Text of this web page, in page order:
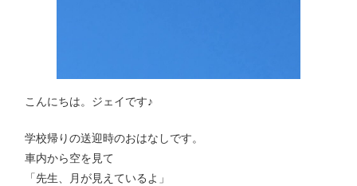
こんにちは。ジェイです♪
学校帰りの送迎時のおはなしです。
車内から空を見て
「先生、月が見えているよ」